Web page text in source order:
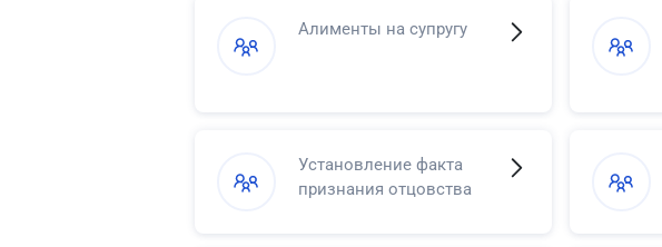
Алименты на супругу
Установление факта
признания отцовства